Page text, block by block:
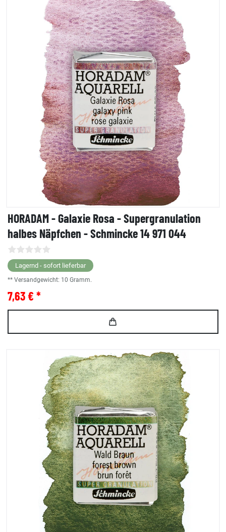
HORADAM - Galaxie Rosa - Supergranulation
halbes Näpfchen - Schmincke 14 971 044
Lagernd - sofort lieferbar
** Versandgewicht: 10 Gramm.
7,63 € *